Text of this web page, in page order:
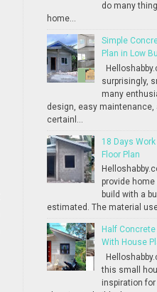
do many
home...
Simple
Plan in Low
surprisingly,
many
design, easy
certainl...
18 Days
Floor Plan
provide
build with a
estimated. The material
Half
With House
this small
inspiration